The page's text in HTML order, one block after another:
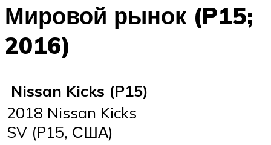
Мировой рынок (P15;
2016)
Nissan Kicks (P15)
2018 Nissan Kicks
SV (P15, США)